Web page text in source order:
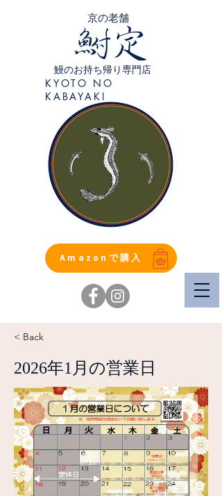
​京の老舗
鰻のお持ち帰り専門店
KYOTO NO
KABAYAKI
Amazonで購入
< Back
2026年1月の営業日